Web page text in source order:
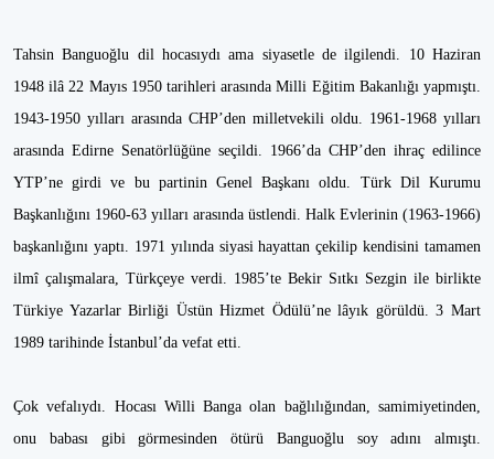
Tahsin Banguoğlu dil hocasıydı ama siyasetle de ilgilendi. 10 Haziran
1948 ilâ 22 Mayıs 1950 tarihleri arasında Milli Eğitim Bakanlığı yapmıştı.
1943-1950 yılları arasında CHP’den milletvekili oldu. 1961-1968 yılları
arasında Edirne Senatörlüğüne seçildi. 1966’da CHP’den ihraç edilince
YTP’ne girdi ve bu partinin Genel Başkanı oldu. Türk Dil Kurumu
Başkanlığını 1960-63 yılları arasında üstlendi. Halk Evlerinin (1963-1966)
başkanlığını yaptı. 1971 yılında siyasi hayattan çekilip kendisini tamamen
ilmî çalışmalara, Türkçeye verdi. 1985’te Bekir Sıtkı Sezgin ile birlikte
Türkiye Yazarlar Birliği Üstün Hizmet Ödülü’ne lâyık görüldü. 3 Mart
1989 tarihinde İstanbul’da vefat etti.
Çok vefalıydı. Hocası Willi Banga olan bağlılığından, samimiyetinden,
onu babası gibi görmesinden ötürü Banguoğlu soy adını almıştı.